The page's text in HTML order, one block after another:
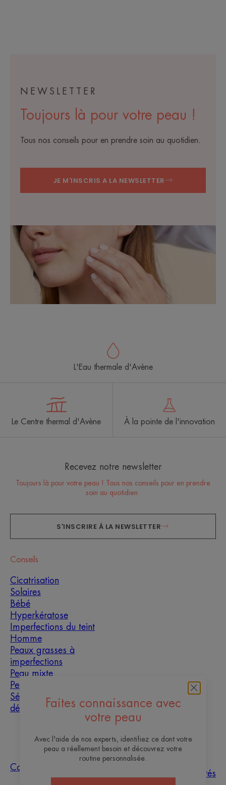
NEWSLETTER
Toujours là pour votre peau !
Tous nos conseils pour en prendre soin au quotidien.
JE M'INSCRIS A LA NEWSLETTER
Faites connaissance avec
votre peau
Avec l'aide de nos experts, identifiez ce dont votre
peau a réellement besoin et découvrez votre
routine personnalisée.
L'Eau thermale d'Avène
Le Centre thermal d'Avène À la pointe de l'innovation
Recevez notre newsletter
Toujours là pour votre peau ! Tous nos conseils pour en prendre
soin au quotidien.
S'INSCRIRE À LA NEWSLETTER
Conseils
Cicatrisation
Solaires
Bébé
Hyperkératose
Imperfections du teint
Homme
Peaux grasses à
imperfections
Peau mixte
Peau sèche
Sécheresse et
déshydratation
À propos
Contact
Questions
Tri des
Les sites des
Pierre Fabre
actualités